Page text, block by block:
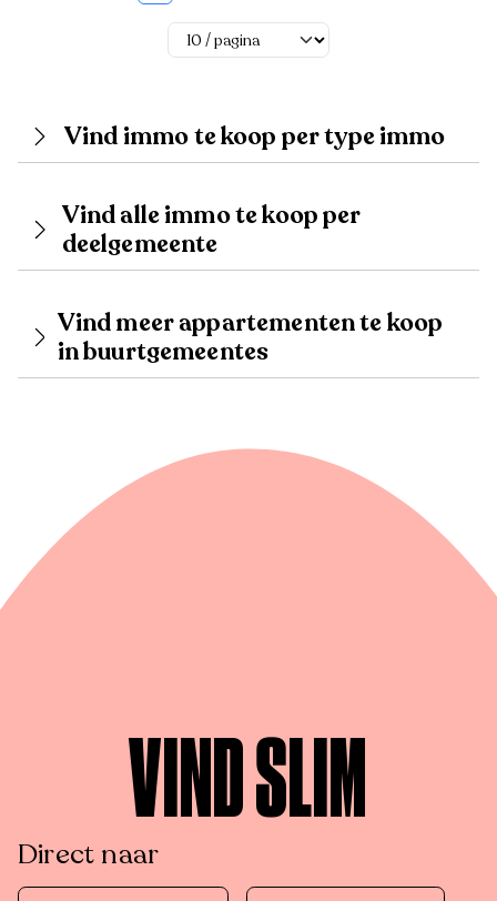
Vind immo te koop per type immo
Vind alle immo te koop per
deelgemeente
Vind meer appartementen te koop
in buurtgemeentes
VIND SLIM
Direct naar